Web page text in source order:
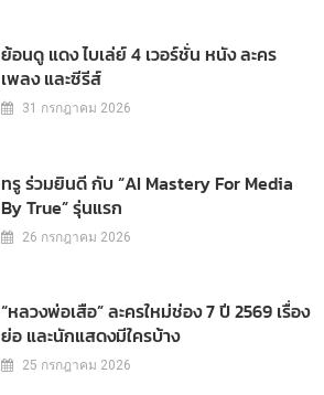
ย้อนดู แดง ไบเล่ย์ 4 เวอร์ชั่น หนัง ละคร
เพลง และซีรีส์
31 กรกฎาคม 2026
ทรู ร่วมยินดี กับ “AI Mastery For Media
By True” รุ่นแรก
26 กรกฎาคม 2026
“หลวงพ่อเสือ” ละครใหม่ช่อง 7 ปี 2569 เรื่อง
ย่อ และนักแสดงมีใครบ้าง
25 กรกฎาคม 2026